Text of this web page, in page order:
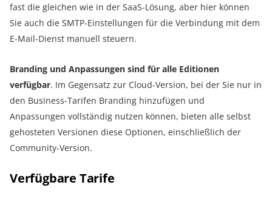
fast die gleichen wie in der SaaS-Lösung, aber hier können
Sie auch die SMTP-Einstellungen für die Verbindung mit dem
E-Mail-Dienst manuell steuern.
Branding und Anpassungen sind für alle Editionen
verfügbar. Im Gegensatz zur Cloud-Version, bei der Sie nur in
den Business-Tarifen Branding hinzufügen und
Anpassungen vollständig nutzen können, bieten alle selbst
gehosteten Versionen diese Optionen, einschließlich der
Community-Version.
Verfügbare Tarife